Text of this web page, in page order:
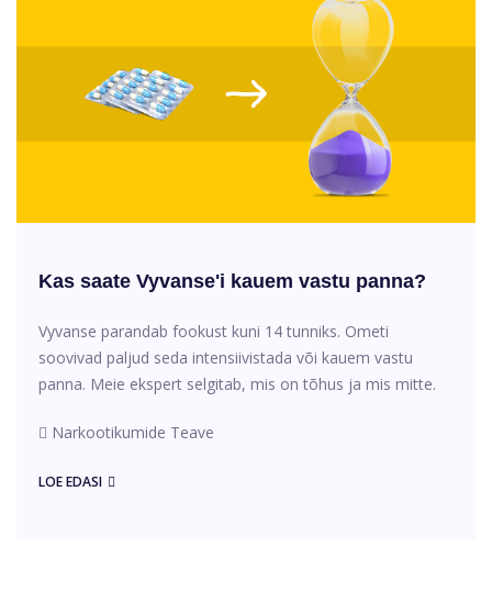
Kas saate Vyvanse'i kauem vastu panna?
Vyvanse parandab fookust kuni 14 tunniks. Ometi
soovivad paljud seda intensiivistada või kauem vastu
panna. Meie ekspert selgitab, mis on tõhus ja mis mitte.
Narkootikumide Teave
LOE EDASI